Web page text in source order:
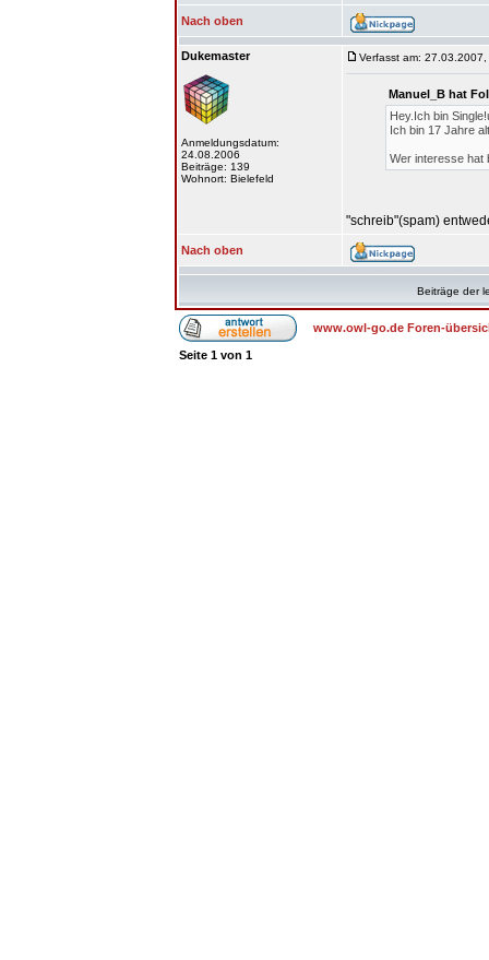
Nach oben
Dukemaster
Anmeldungsdatum:
24.08.2006
Beiträge: 139
Wohnort: Bielefeld
Verfasst am:
Manuel_B hat
Hey.Ich bin
Ich bin 17 Jahre
Wer interesse hat
"schreib"(spam)
Nach oben
Beiträge der
www.owl-go.de Foren-
Seite 1 von 1